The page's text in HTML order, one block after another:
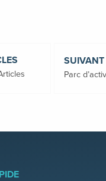
SUIVANT